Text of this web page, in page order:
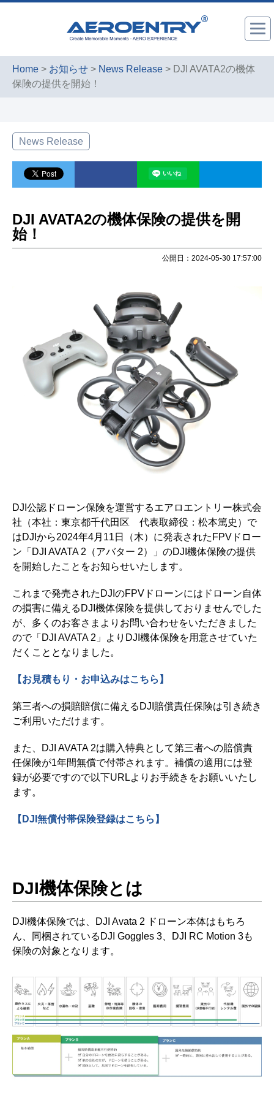
Home > お知らせ > News Release > DJI AVATA2の機体
保険の提供を開始！
News Release
DJI AVATA2の機体保険の提供を開
始！
公開日：2024-05-30 17:57:00
DJI公認ドローン保険を運営するエアロエントリー株式会
社（本社：東京都千代田区 代表取締役：松本篤史）で
はDJIから2024年4月11日（木）に発表されたFPVドロー
ン「DJI AVATA 2（アバター 2）」のDJI機体保険の提供
を開始したことをお知らせいたします。
これまで発売されたDJIのFPVドローンにはドローン自体
の損害に備えるDJI機体保険を提供しておりませんでした
が、多くのお客さまよりお問い合わせをいただきました
ので「DJI AVATA 2」よりDJI機体保険を用意させていた
だくこととなりました。
【お見積もり・お申込みはこちら】
第三者への損賠賠償に備えるDJI賠償責任保険は引き続き
ご利用いただけます。
また、DJI AVATA 2は購入特典として第三者への賠償責
任保険が1年間無償で付帯されます。補償の適用には登
録が必要ですので以下URLよりお手続きをお願いいたし
ます。
【DJI無償付帯保険登録はこちら】
DJI機体保険とは
DJI機体保険では、DJI Avata 2 ドローン本体はもちろ
ん、同梱されているDJI Goggles 3、DJI RC Motion 3も
保険の対象となります。